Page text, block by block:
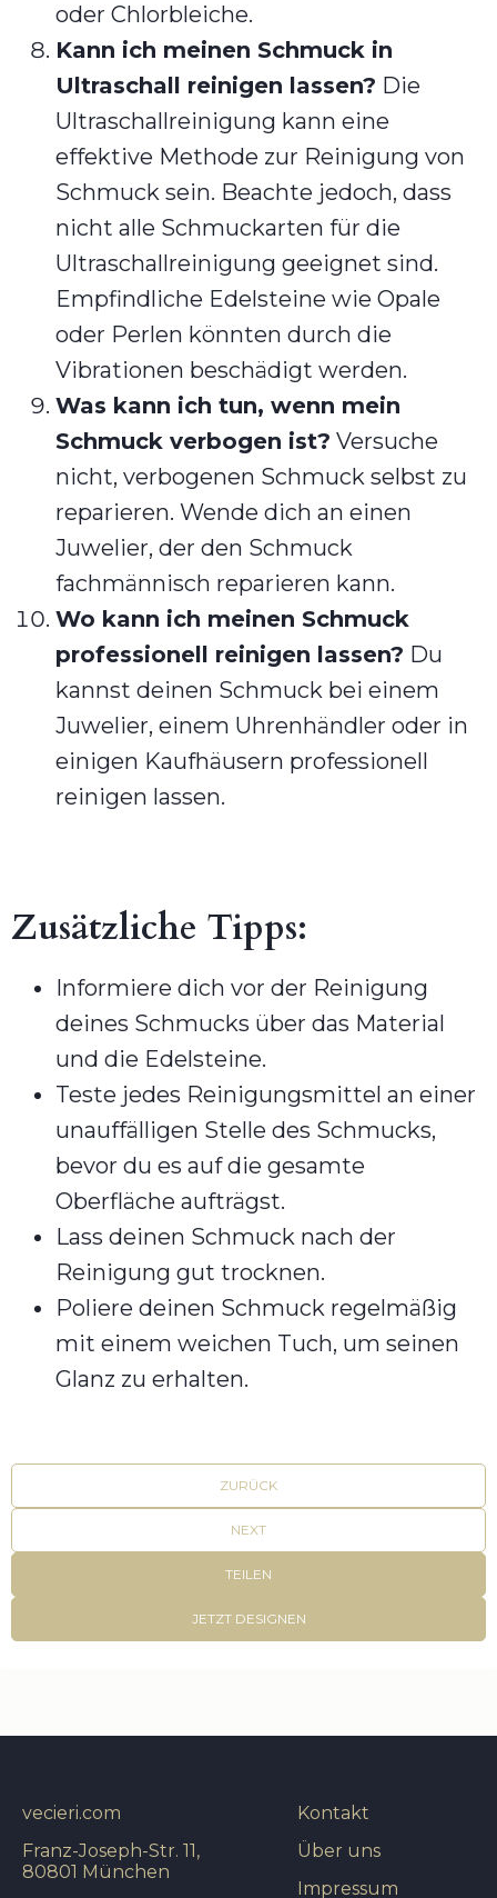
oder Chlorbleiche.
Kann ich meinen Schmuck in
Ultraschall reinigen lassen? Die
Ultraschallreinigung kann eine
effektive Methode zur Reinigung von
Schmuck sein. Beachte jedoch, dass
nicht alle Schmuckarten für die
Ultraschallreinigung geeignet sind.
Empfindliche Edelsteine wie Opale
oder Perlen könnten durch die
Vibrationen beschädigt werden.
Was kann ich tun, wenn mein
Schmuck verbogen ist? Versuche
nicht, verbogenen Schmuck selbst zu
reparieren. Wende dich an einen
Juwelier, der den Schmuck
fachmännisch reparieren kann.
Wo kann ich meinen Schmuck
professionell reinigen lassen? Du
kannst deinen Schmuck bei einem
Juwelier, einem Uhrenhändler oder in
einigen Kaufhäusern professionell
reinigen lassen.
Zusätzliche Tipps:
Informiere dich vor der Reinigung
deines Schmucks über das Material
und die Edelsteine.
Teste jedes Reinigungsmittel an einer
unauffälligen Stelle des Schmucks,
bevor du es auf die gesamte
Oberfläche aufträgst.
Lass deinen Schmuck nach der
Reinigung gut trocknen.
Poliere deinen Schmuck regelmäßig
mit einem weichen Tuch, um seinen
Glanz zu erhalten.
ZURÜCK
NEXT
TEILEN
JETZT DESIGNEN
Kontakt
Über uns
Impressum
vecieri.com
Franz-Joseph-Str. 11,
80801 München